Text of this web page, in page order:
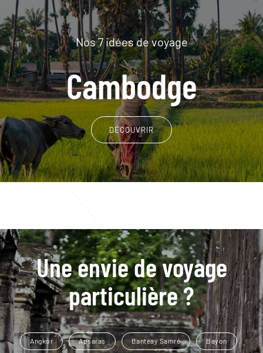
Nos 7 idées de voyage
Cambodge
DÉCOUVRIR
Une envie de voyage
particulière ?
Angkor Apsaras Banteay Samré Bayon